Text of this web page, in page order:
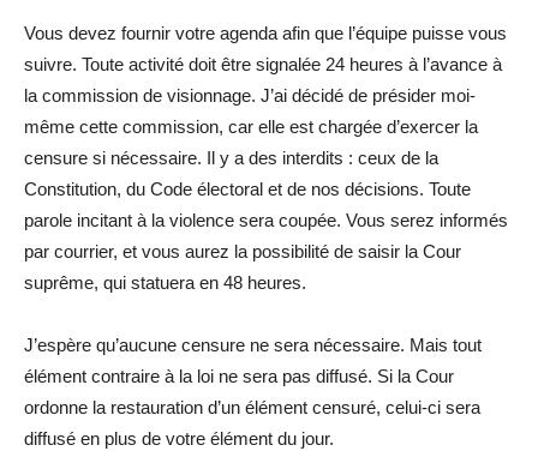
Vous devez fournir votre agenda afin que l’équipe puisse vous
suivre. Toute activité doit être signalée 24 heures à l’avance à
la commission de visionnage. J’ai décidé de présider moi-
même cette commission, car elle est chargée d’exercer la
censure si nécessaire. Il y a des interdits : ceux de la
Constitution, du Code électoral et de nos décisions. Toute
parole incitant à la violence sera coupée. Vous serez informés
par courrier, et vous aurez la possibilité de saisir la Cour
suprême, qui statuera en 48 heures.
J’espère qu’aucune censure ne sera nécessaire. Mais tout
élément contraire à la loi ne sera pas diffusé. Si la Cour
ordonne la restauration d’un élément censuré, celui-ci sera
diffusé en plus de votre élément du jour.